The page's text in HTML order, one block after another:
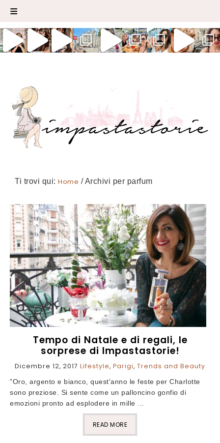
Ti trovi qui: Home /Archivi per parfum
Tempo di Natale e di regali, le
sorprese di Impastastorie!
Dicembre 12, 2017 Lifestyle, Parigi, Trends and Beauty
"Oro, argento e bianco, quest'anno le feste per Charlotte
sono preziose. Si sente come un palloncino gonfio di
emozioni pronto ad esplodere in mille ...
READ MORE